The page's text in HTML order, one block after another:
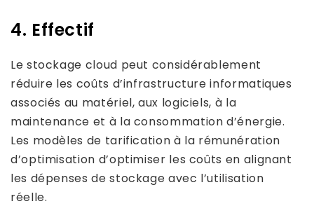
4. Effectif
Le stockage cloud peut considérablement
réduire les coûts d’infrastructure informatiques
associés au matériel, aux logiciels, à la
maintenance et à la consommation d’énergie.
Les modèles de tarification à la rémunération
d’optimisation d’optimiser les coûts en alignant
les dépenses de stockage avec l’utilisation
réelle.